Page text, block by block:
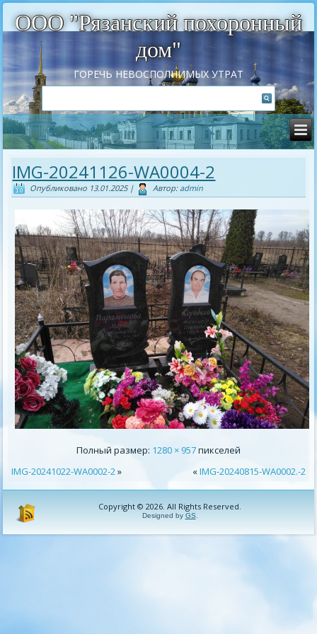
ООО "Рязанский похоронный
дом"
ГОРЕЧЬ НЕВОСПОЛНИМЫХ УТРАТ
IMG-20241126-WA0004-2
Опубликовано 13.01.2025| Автор: admin
Полный размер: 1280 × 957пикселей
IMG-20241022-WA0002-2» «IMG-20240815-WA0002.-2
Copyright © 2026. All Rights Reserved.
Designed by GS